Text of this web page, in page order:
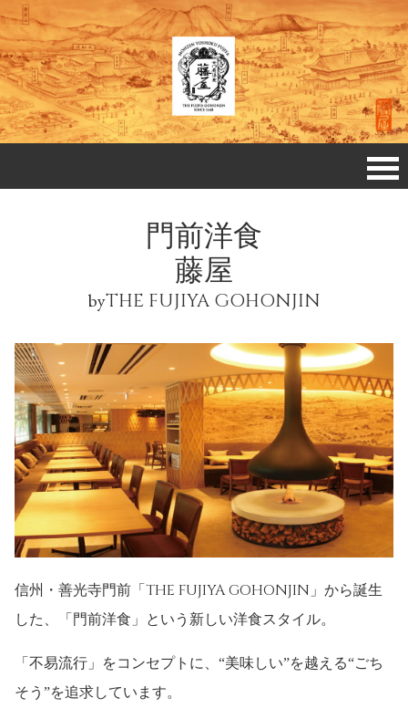
門前洋食
藤屋
byTHE FUJIYA GOHONJIN
信州・善光寺門前「 THE FUJIYA GOHONJIN 」から誕生
した、「門前洋食」という新しい洋食スタイル。
「不易流行」をコンセプトに、“美味しい”を越える“ごち
そう”を追求しています。